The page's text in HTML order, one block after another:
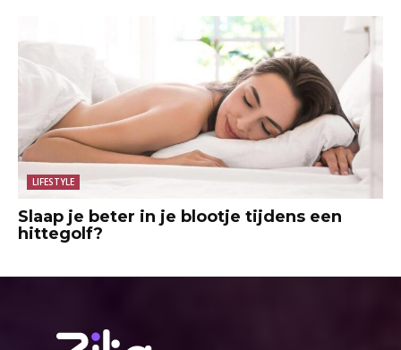
LIFESTYLE
Slaap je beter in je blootje tijdens een
hittegolf?